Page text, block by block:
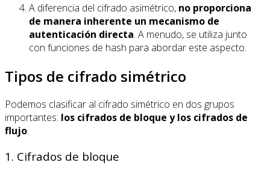
A diferencia del cifrado asimétrico, no proporciona
de manera inherente un mecanismo de
autenticación directa. A menudo, se utiliza junto
con funciones de hash para abordar este aspecto.
Tipos de cifrado simétrico
Podemos clasificar al cifrado simétrico en dos grupos
importantes: los cifrados de bloque y los cifrados de
flujo.
1. Cifrados de bloque